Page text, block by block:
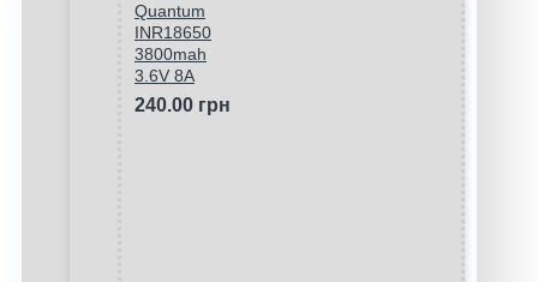
Quantum
INR18650
3800mah
3.6V 8A
240.00 грн